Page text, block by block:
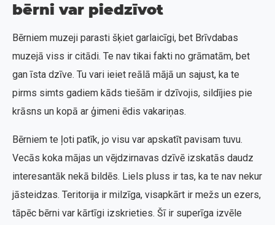
bērni var piedzīvot
Bērniem muzeji parasti šķiet garlaicīgi, bet Brīvdabas
muzejā viss ir citādi. Te nav tikai fakti no grāmatām, bet
gan īsta dzīve. Tu vari ieiet reālā mājā un sajust, ka te
pirms simts gadiem kāds tiešām ir dzīvojis, sildījies pie
krāsns un kopā ar ģimeni ēdis vakariņas.
Bērniem te ļoti patīk, jo visu var apskatīt pavisam tuvu.
Vecās koka mājas un vējdzirnavas dzīvē izskatās daudz
interesantāk nekā bildēs. Liels pluss ir tas, ka te nav nekur
jāsteidzas. Teritorija ir milzīga, visapkārt ir mežs un ezers,
tāpēc bērni var kārtīgi izskrieties. Šī ir superīga izvēle